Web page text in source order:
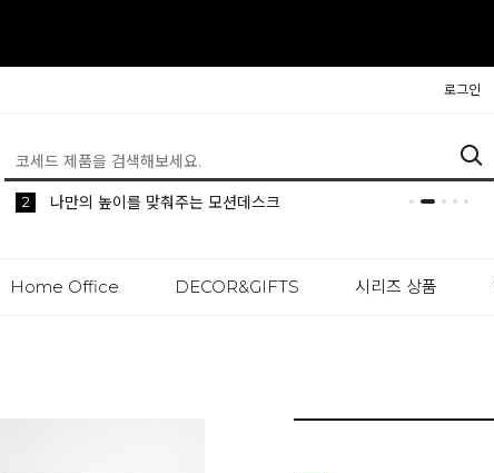
로그인
5 생활 속 편리한 이동식 사이드 테이블 시리즈
1 공간분리 인테리어의 시작 파티션
2 나만의 높이를 맞춰주는 모션데스크
Home Office DECOR&GIFTS 시리즈 상품